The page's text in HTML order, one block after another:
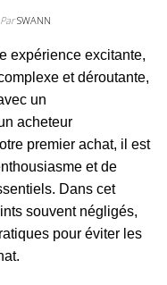
ParSWANN
expérience excitante,
et déroutante,
un
acheteur
premier achat, il est
et de
Dans cet
souvent négligés,
pour éviter les